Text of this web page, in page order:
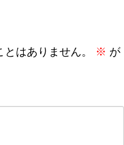
はありません。 ※ が